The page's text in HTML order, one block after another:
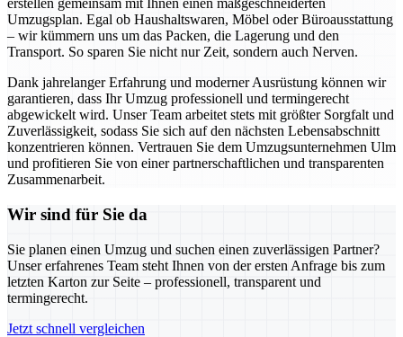
erstellen gemeinsam mit Ihnen einen maßgeschneiderten
Umzugsplan. Egal ob Haushaltswaren, Möbel oder Büroausstattung
– wir kümmern uns um das Packen, die Lagerung und den
Transport. So sparen Sie nicht nur Zeit, sondern auch Nerven.
Dank jahrelanger Erfahrung und moderner Ausrüstung können wir
garantieren, dass Ihr Umzug professionell und termingerecht
abgewickelt wird. Unser Team arbeitet stets mit größter Sorgfalt und
Zuverlässigkeit, sodass Sie sich auf den nächsten Lebensabschnitt
konzentrieren können. Vertrauen Sie dem Umzugsunternehmen Ulm
und profitieren Sie von einer partnerschaftlichen und transparenten
Zusammenarbeit.
Wir sind für Sie da
Sie planen einen Umzug und suchen einen zuverlässigen Partner?
Unser erfahrenes Team steht Ihnen von der ersten Anfrage bis zum
letzten Karton zur Seite – professionell, transparent und
termingerecht.
Jetzt schnell vergleichen